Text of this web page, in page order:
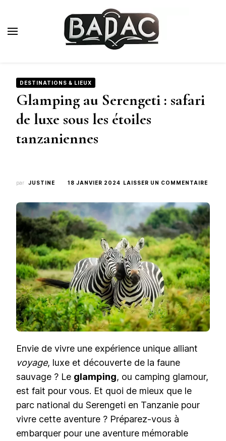
DESTINATIONS & LIEUX
Glamping au Serengeti : safari
de luxe sous les étoiles
tanzaniennes
par JUSTINE 18 JANVIER 2024 LAISSER UN COMMENTAIRE
DE
LUXE
SOUS
LES
Envie de vivre une expérience unique alliant
voyage, luxe et découverte de la faune
sauvage ? Le glamping, ou camping glamour,
est fait pour vous. Et quoi de mieux que le
parc national du Serengeti en Tanzanie pour
vivre cette aventure ? Préparez-vous à
embarquer pour une aventure mémorable